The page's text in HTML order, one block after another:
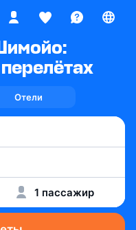
Отели
1 пассажир